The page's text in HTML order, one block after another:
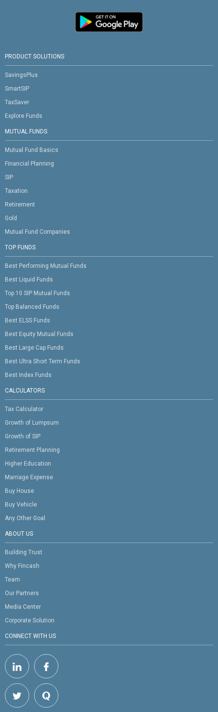
PRODUCT SOLUTIONS
SavingsPlus
SmartSIP
TaxSaver
Explore Funds
MUTUAL FUNDS
Mutual Fund Basics
Financial Planning
SIP
Taxation
Retirement
Gold
Mutual Fund Companies
TOP FUNDS
Best Performing Mutual Funds
Best Liquid Funds
Top 10 SIP Mutual Funds
Top Balanced Funds
Best ELSS Funds
Best Equity Mutual Funds
Best Large Cap Funds
Best Ultra Short Term Funds
Best Index Funds
CALCULATORS
Tax Calculator
Growth of Lumpsum
Growth of SIP
Retirement Planning
Higher Education
Marriage Expense
Buy House
Buy Vehicle
Any Other Goal
ABOUT US
Building Trust
Why Fincash
Team
Our Partners
Media Center
Corporate Solution
CONNECT WITH US